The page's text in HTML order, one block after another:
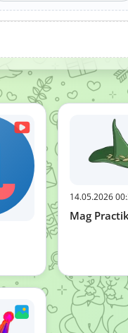
14.05.2026
Mag Practik